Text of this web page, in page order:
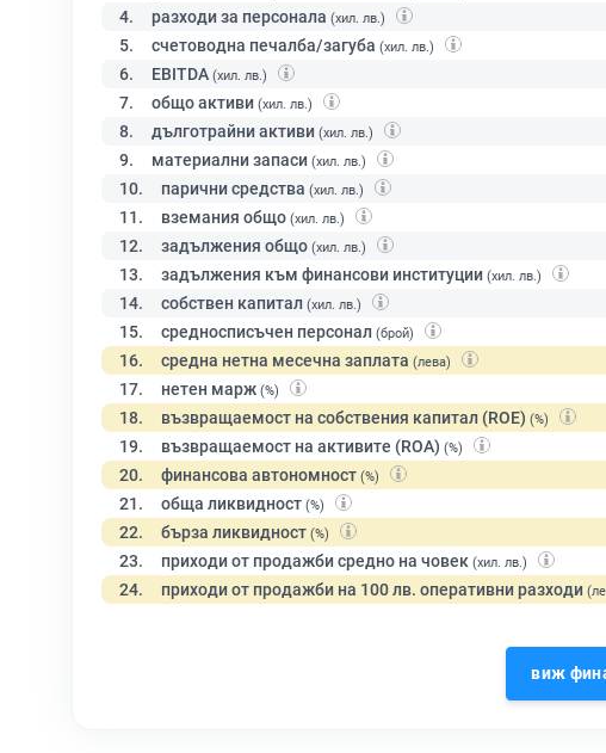
4. разходи за персонала (хил. лв.)
5. счетоводна печалба/загуба (хил. лв.)
6. EBITDA (хил. лв.)
7. общо активи (хил. лв.)
8. дълготрайни активи (хил. лв.)
9. материални запаси (хил. лв.)
10. парични средства (хил. лв.)
11. вземания общо (хил. лв.)
12. задължения общо (хил. лв.)
13. задължения към финансови институции (хил. лв.)
14. собствен капитал (хил. лв.)
15. средносписъчен персонал (брой)
16. средна нетна месечна заплата (лева)
17. нетен марж (%)
18. възвращаемост на собствения капитал (ROE) (%)
19. възвращаемост на активите (ROA) (%)
20. финансова автономност (%)
21. обща ликвидност (%)
22. бърза ликвидност (%)
23. приходи от продажби средно на човек (хил. лв.)
24. приходи от продажби на 100 лв. оперативни разходи
виж